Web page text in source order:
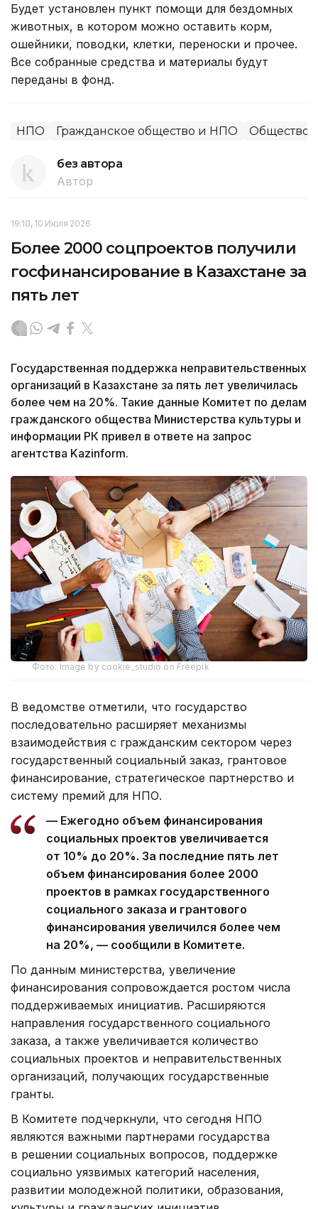
Будет установлен пункт помощи для бездомных
животных, в котором можно оставить корм,
ошейники, поводки, клетки, переноски и прочее.
Все собранные средства и материалы будут
переданы в фонд.
НПО Гражданское общество и НПО Общество
без автора
Автор
19:10, 10 Июля 2026
Более 2000 соцпроектов получили
госфинансирование в Казахстане за
пять лет
Государственная поддержка неправительственных
организаций в Казахстане за пять лет увеличилась
более чем на 20%. Такие данные Комитет по делам
гражданского общества Министерства культуры и
информации РК привел в ответе на запрос
агентства Kazinform.
Фото: Image by cookie_studio on Freepik
В ведомстве отметили, что государство
последовательно расширяет механизмы
взаимодействия с гражданским сектором через
государственный социальный заказ, грантовое
финансирование, стратегическое партнерство и
систему премий для НПО.
— Ежегодно объем финансирования
социальных проектов увеличивается
от 10% до 20%. За последние пять лет
объем финансирования более 2000
проектов в рамках государственного
социального заказа и грантового
финансирования увеличился более чем
на 20%, — сообщили в Комитете.
По данным министерства, увеличение
финансирования сопровождается ростом числа
поддерживаемых инициатив. Расширяются
направления государственного социального
заказа, а также увеличивается количество
социальных проектов и неправительственных
организаций, получающих государственные
гранты.
В Комитете подчеркнули, что сегодня НПО
являются важными партнерами государства
в решении социальных вопросов, поддержке
социально уязвимых категорий населения,
развитии молодежной политики, образования,